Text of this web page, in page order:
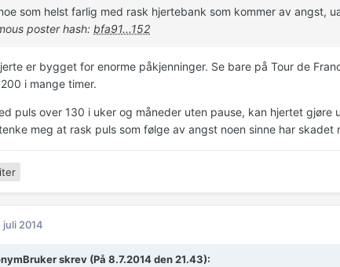
som helst farlig med rask hjertebank som kommer av angst,
poster hash: bfa91...152
er bygget for enorme påkjenninger. Se bare på Tour de
i mange timer.
puls over 130 i uker og måneder uten pause, kan hjertet gjøre
meg at rask puls som følge av angst noen sinne har skadet
juli 2014
skrev (På 8.7.2014 den 21.43):